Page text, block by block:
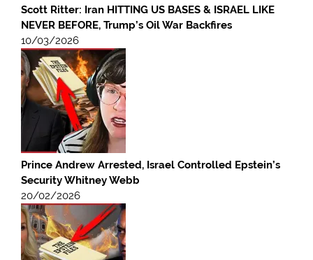
Scott Ritter: Iran HITTING US BASES & ISRAEL LIKE
NEVER BEFORE, Trump’s Oil War Backfires
10/03/2026
Prince Andrew Arrested, Israel Controlled Epstein’s
Security Whitney Webb
20/02/2026